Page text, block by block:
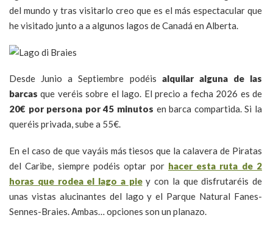
del mundo y tras visitarlo creo que es el más espectacular que
he visitado junto a a algunos lagos de Canadá en Alberta.
Desde Junio a Septiembre podéis alquilar alguna de las
barcas que veréis sobre el lago. El precio a fecha 2026 es de
20€ por persona por 45 minutos en barca compartida. Si la
queréis privada, sube a 55€.
En el caso de que vayáis más tiesos que la calavera de Piratas
del Caribe, siempre podéis optar por hacer esta ruta de 2
horas que rodea el lago a piey con la que disfrutaréis de
unas vistas alucinantes del lago y el Parque Natural Fanes-
Sennes-Braies. Ambas… opciones son un planazo.